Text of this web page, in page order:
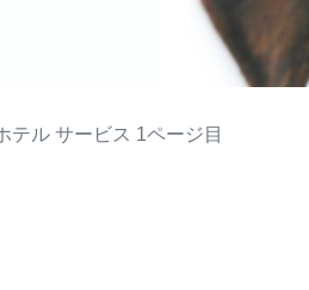
テル サービス 1ページ目